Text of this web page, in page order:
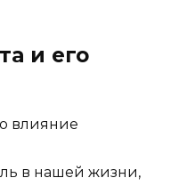
и его
в нашей жизни,